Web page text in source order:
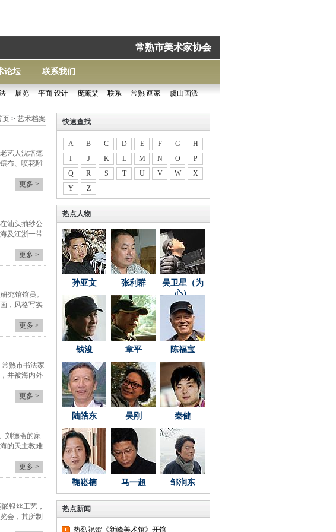
常熟市美术家协会
论坛 联系我们
展览 平面 设计 庞薰琹 联系 常熟 画家 虞山画派
页 > 艺术档案
艺人沈培德
布、喷花雕
更多 >
汕头抽纱公
及江浙一带
更多 >
究馆馆员。
，风格写实
更多 >
熟市书法家
并被海内外
更多 >
刘德斋的家
的天主教难
更多 >
银丝工艺，
会，其所制
快速查找
A B C D E F G
H
I
J K L M N O
P
Q
R S T U V W
X
Y
Z
热点人物
孙亚文 张利群
吴卫星（为
心）
钱浚 章平 陈福宝
陆皓东 吴刚 秦健
鞠崧楠 马一超 邹涧东
热点新闻
热烈祝贺《新峰美术馆》开馆